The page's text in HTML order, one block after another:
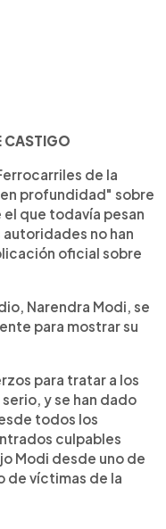
CASTIGO
de la
profundidad" sobre
que todavía pesan
no han
oficial sobre
Narendra Modi, se
para mostrar su
para tratar a los
y se han dado
todos los
culpables
Modi desde uno de
de víctimas de la